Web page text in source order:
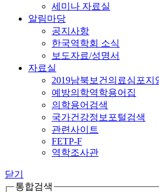
세미나 자료실
알림마당
공지사항
한국역학회 소식
보도자료/성명서
자료실
2019남북보건의료심포지
예방의학역학용어집
의학용어검색
국가건강정보포털검색
관련사이트
FETP-F
역학조사관
닫기
통합검색